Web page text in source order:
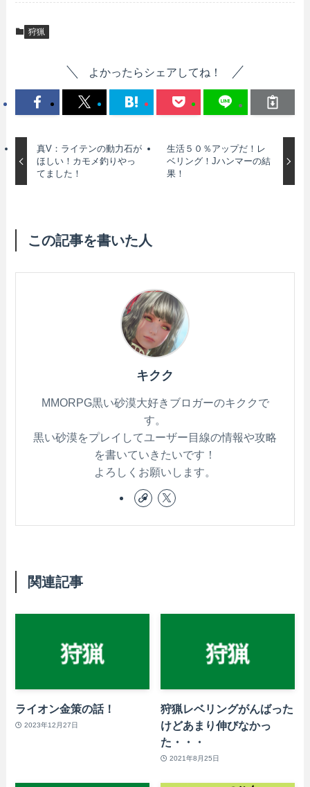
狩猟
よかったらシェアしてね！
真V：ライテンの動力石が
ほしい！カモメ釣りやっ
てました！
生活５０％アップだ！レ
ベリング！Jハンマーの結
果！
この記事を書いた人
キクク
MMORPG黒い砂漠大好きブロガーのキククで
す。
黒い砂漠をプレイしてユーザー目線の情報や攻略
を書いていきたいです！
よろしくお願いします。
関連記事
ライオン金策の話！
2023年12月27日
狩猟レベリングがんばった
けどあまり伸びなかっ
た・・・
2021年8月25日